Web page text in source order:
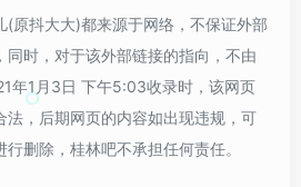
(原抖大大)都来源于网络，不保证外部
同时，对于该外部链接的指向，不由
年1月3日 下午5:03收录时，该网页
法，后期网页的内容如出现违规，可
删除，桂林吧不承担任何责任。